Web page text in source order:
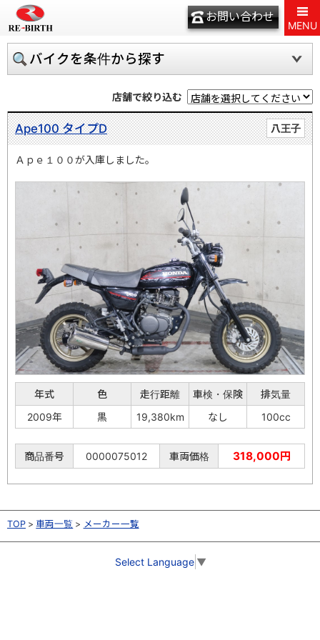
お問い合わせ
MENU
バイクを条件から探す
店舗で絞り込む
八王子
Ape100 タイプD
Ａｐｅ１００が入庫しました。
年式 色 走行距離 車検・保険
排気量
2009年
黒 19,380km なし 100cc
商品番号 0000075012 車両価格 318,000円
TOP 車両一覧 メーカー一覧
Select Language ▼